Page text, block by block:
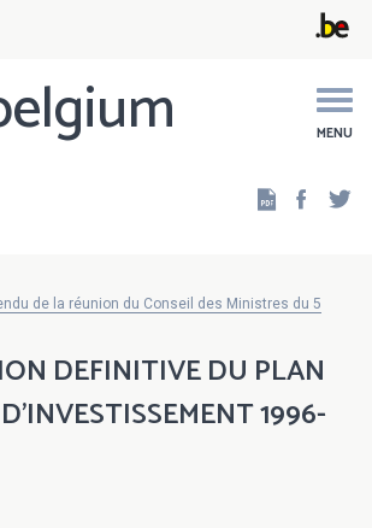
MENU
de la réunion du Conseil des Ministres du 5
DEFINITIVE DU PLAN
1996-